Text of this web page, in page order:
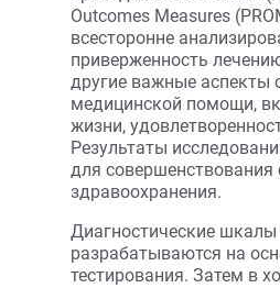
Outcomes Measures
всесторонне
приверженность
другие важные аспекты
медицинской помощи,
жизни,
Результаты
для совершенствования
здравоохранения.
Диагностические шкалы
разрабатываются на
тестирования. Затем в